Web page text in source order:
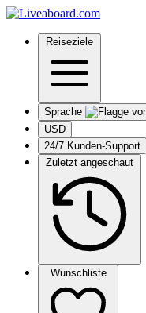
Reiseziele
Sprache
USD
24/7 Kunden-Support
Zuletzt angeschaut
Wunschliste